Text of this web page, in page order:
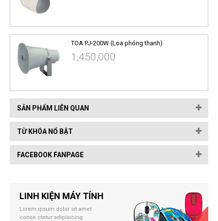
TOA PJ-200W (Loa phóng thanh)
1,450,000
SẢN PHẨM LIÊN QUAN
TỪ KHÓA NỔ BẬT
FACEBOOK FANPAGE
LINH KIỆN MÁY TÍNH
Lorem ipsum dolor sit amet
conse ctetur adipisicing